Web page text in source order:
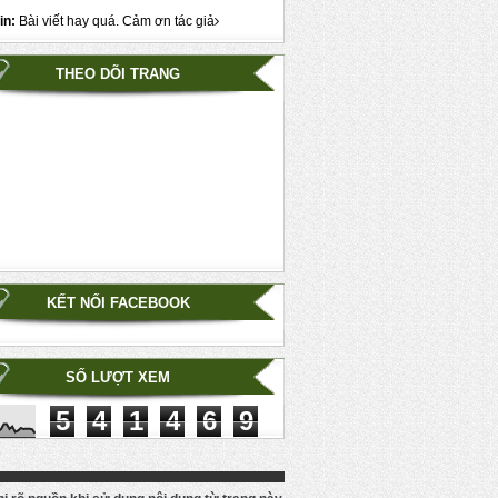
Bài viết hay quá. Cảm ơn tác giả
THEO DÕI TRANG
KẾT NỐI FACEBOOK
SỐ LƯỢT XEM
5 4 1 4 6 9